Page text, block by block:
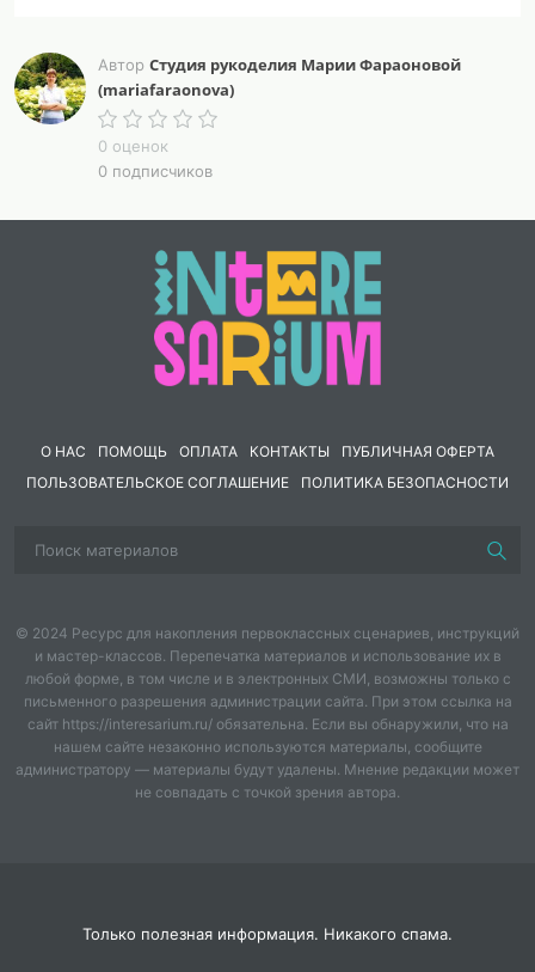
вышивки, которые вы сможете применять в своих
дальнейших вышивках.
- Научитесь вышивать 8 различных цветов: мальву,
розы, фуксии, ромашки, рудбекии, подсолнухи,
лаванду, ирисы.
- Вышьете и соберёте необыкновенно красивую и
оригинальную игольницу-"тыковку".
Автор Студия рукоделия Марии Фараоновой
(mariafaraonova)
0 оценок
0 подписчиков
О НАС ПОМОЩЬ ОПЛАТА КОНТАКТЫ
ПУБЛИЧНАЯ ОФЕРТА
ПОЛЬЗОВАТЕЛЬСКОЕ СОГЛАШЕНИЕ
ПОЛИТИКА БЕЗОПАСНОСТИ
© 2024 Ресурс для накопления первоклассных сценариев, инструкций
и мастер-классов. Перепечатка материалов и использование их в
любой форме, в том числе и в электронных СМИ, возможны только с
письменного разрешения администрации сайта. При этом ссылка на
сайт https://interesarium.ru/ обязательна. Если вы обнаружили, что на
нашем сайте незаконно используются материалы, сообщите
администратору — материалы будут удалены. Мнение редакции может
не совпадать с точкой зрения автора.
Только полезная информация. Никакого спама.